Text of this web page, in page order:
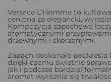
Versace L'Homme to
ceniona za elegancki,
Kompozycja zapachowa
aromatycznymi
drzewnymi i skórzanymi.
Zapach doskonale podkreśla
dzięki czemu świetnie
jak i podczas bardziej
aromat wyróżnia się